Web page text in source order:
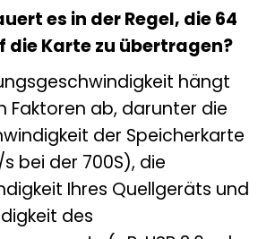
es in der Regel, die 64
die Karte zu übertragen?
hängt
Faktoren ab, darunter die
der Speicherkarte
bei der 700S), die
Ihres Quellgeräts und
des